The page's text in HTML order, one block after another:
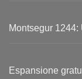
Montsegur
Espansione